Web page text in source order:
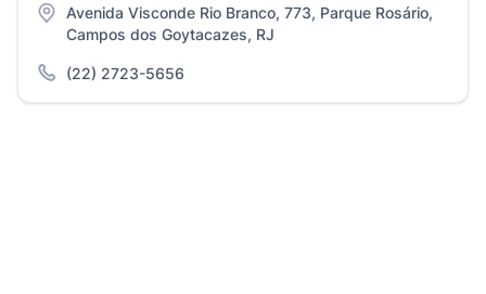
Avenida Visconde Rio Branco, 773, Parque Rosário,
Campos dos Goytacazes, RJ
(22) 2723-5656